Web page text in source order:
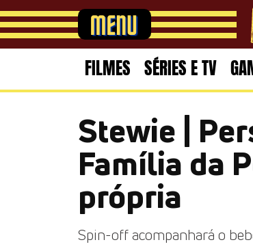
FILMES SÉRIES E TV
Stewie |
Família da
própria
Spin-off acompanhará o